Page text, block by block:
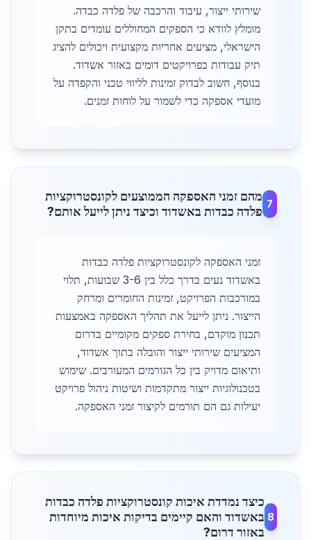
שירותי ייצור, עיבוד והרכבה של פלדה כבדה.
מומלץ לוודא כי הספקים המחוללים עומדים בתקן
הישראלי, מציעים אחריות מקצועית ויכולים להציג
תיק עבודות בפרויקטים דומים באזור אשדוד.
בנוסף, חשוב לבדוק זמינות לליווי טכני והקפדה על
מועדי אספקה כדי לשמור על לוחות זמנים.
7
מהם זמני האספקה הממוצעים לקונסטרוקציות
פלדה כבדות באשדוד וכיצד ניתן לייעל אותם?
זמני האספקה לקונסטרוקציות פלדה כבדות
באשדוד נעים בדרך כלל בין 3-6 שבועות, תלוי
במורכבות הפרויקט, זמינות החומרים ומרחק
הייצור. ניתן לייעל את תהליך האספקה באמצעות
תכנון מוקדם, בחירת ספקים מקומיים בדרום
המציעים שירותי ייצור והובלה בתוך אשדוד,
ותיאום מדויק בין כל הגורמים המעורבים. שימוש
בטכנולוגיות ייצור מתקדמות ושיטות ניהול פרויקט
יעילות גם הם תורמים לקיצור זמני האספקה.
8
כיצד נמדדת איכות קונסטרוקציות פלדה כבדות
באשדוד והאם קיימים בדיקות איכות מיוחדות
באזור דרום?